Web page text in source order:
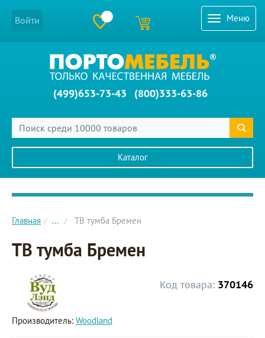
Меню
Войти
(499)653-73-43 (800)333-63-86
Каталог
Главное меню сайта
Главная ... ТВ тумба Бремен
ТВ тумба Бремен
Код товара: 370146
Производитель: Woodland